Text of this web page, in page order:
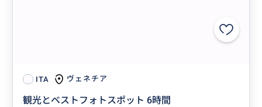
ITA ヴェネチア
観光とベストフォトスポット 6時間